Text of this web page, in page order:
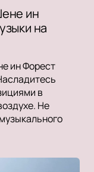
ин
на
ин Форест
в
Не